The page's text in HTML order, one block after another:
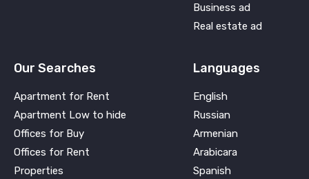
Business ad
Real estate ad
Our Searches
Apartment for Rent
Apartment Low to hide
Offices for Buy
Offices for Rent
Properties
Languages
English
Russian
Armenian
Arabicara
Spanish